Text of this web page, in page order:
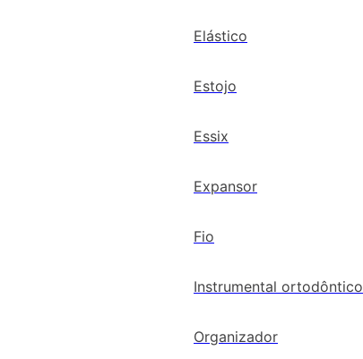
Elástico
Estojo
Essix
Expansor
Fio
Instrumental ortodôntico
Organizador